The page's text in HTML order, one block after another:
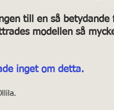
till en så
modellen så
inget om detta.